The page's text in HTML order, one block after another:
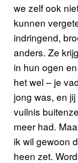
we zelf ook
kunnen
indringend,
anders. Ze
in hun ogen
het wel – je
jong was, en
vuilnis
meer had.
ik wil gewoon
heen zet.